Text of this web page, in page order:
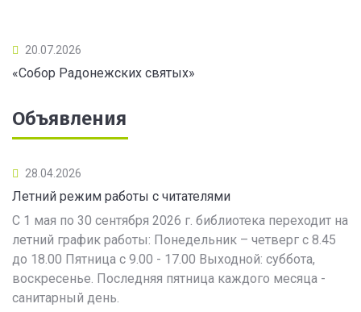
20.07.2026
«Собор Радонежских святых»
Объявления
28.04.2026
Летний режим работы с читателями
С 1 мая по 30 сентября 2026 г. библиотека переходит на
летний график работы: Понедельник – четверг с 8.45
до 18.00 Пятница с 9.00 - 17.00 Выходной: суббота,
воскресенье. Последняя пятница каждого месяца -
санитарный день.